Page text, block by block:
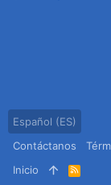
Español (ES)
Contáctanos
Inicio
R
S